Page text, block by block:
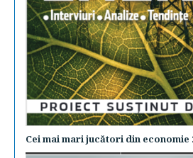
Cei mai mari jucători din economie